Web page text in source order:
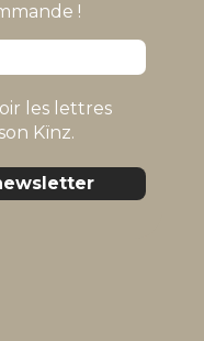
!
les lettres
Kïnz.